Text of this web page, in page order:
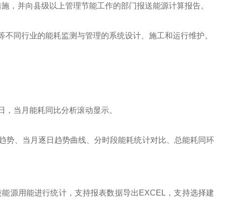
，并向县级以上管理节能工作的部门报送能源计算报告。
同行业的能耗监测与管理的系统设计、施工和运行维护。
当月能耗同比分析滚动显示。
、当月逐日趋势曲线、分时段能耗统计对比、总能耗同环
用能进行统计，支持报表数据导出EXCEL，支持选择建